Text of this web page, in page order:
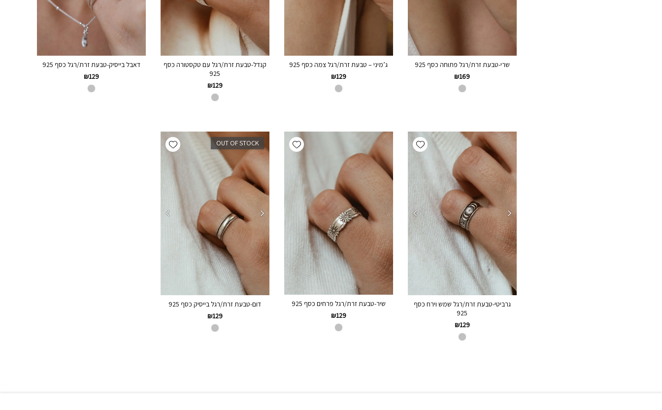
שרי-טבעת זרת/רגל פתוחה כסף 925
₪169
ג’מיני – טבעת זרת/רגל צמה כסף 925
₪129
קנדל-טבעת זרת/רגל עם טקסטורה כסף
925
₪129
דאבל בייסיק-טבעת זרת/רגל כסף 925
₪129
Add wishlist
גרביטי-טבעת זרת/רגל שמש וירח כסף
925
₪129
Add wishlist
שיר-טבעת זרת/רגל פרחים כסף 925
₪129
Add wishlist OUT OF STOCK
דום-טבעת זרת/רגל בייסיק כסף 925
₪129